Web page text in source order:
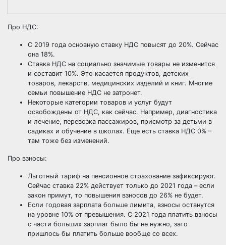
Про НДС:
С 2019 года основную ставку НДС повысят до 20%. Сейчас
она 18%.
Ставка НДС на социально значимые товары не изменится
и составит 10%. Это касается продуктов, детских
товаров, лекарств, медицинских изделий и книг. Многие
семьи повышение НДС не затронет.
Некоторые категории товаров и услуг будут
освобождены от НДС, как сейчас. Например, диагностика
и лечение, перевозка пассажиров, присмотр за детьми в
садиках и обучение в школах. Еще есть ставка НДС 0% –
там тоже без изменений.
Про взносы:
Льготный тариф на пенсионное страхование зафиксируют.
Сейчас ставка 22% действует только до 2021 года – если
закон примут, то повышения взносов до 26% не будет.
Если годовая зарплата больше лимита, взносы останутся
на уровне 10% от превышения. С 2021 года платить взносы
с части больших зарплат было бы не нужно, зато
пришлось бы платить больше вообще со всех.